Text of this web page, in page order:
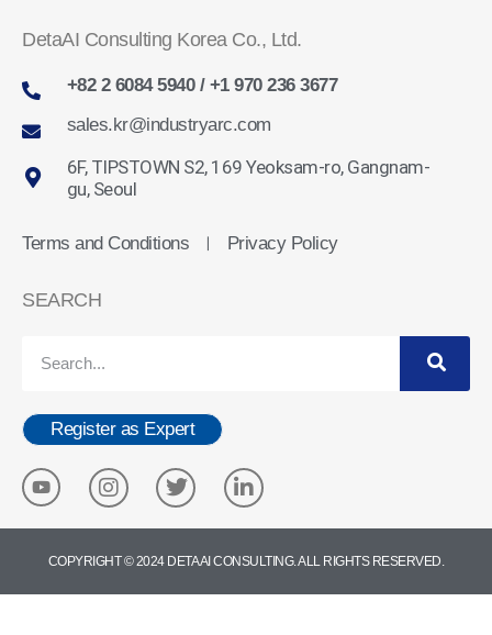
DetaAI Consulting Korea Co., Ltd.
+82 2 6084 5940 / +1 970 236 3677
sales.kr@industryarc.com
6F, TIPSTOWN S2, 169 Yeoksam-ro, Gangnam-
gu, Seoul
Terms and Conditions ㅣ Privacy Policy
SEARCH
Register as Expert
COPYRIGHT © 2024 DETA AI CONSULTING. ALL RIGHTS RESERVED.